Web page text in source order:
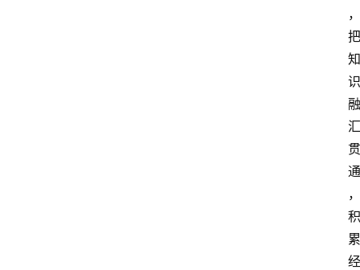
，
把
知
识
融
汇
贯
通
，
积
累
经